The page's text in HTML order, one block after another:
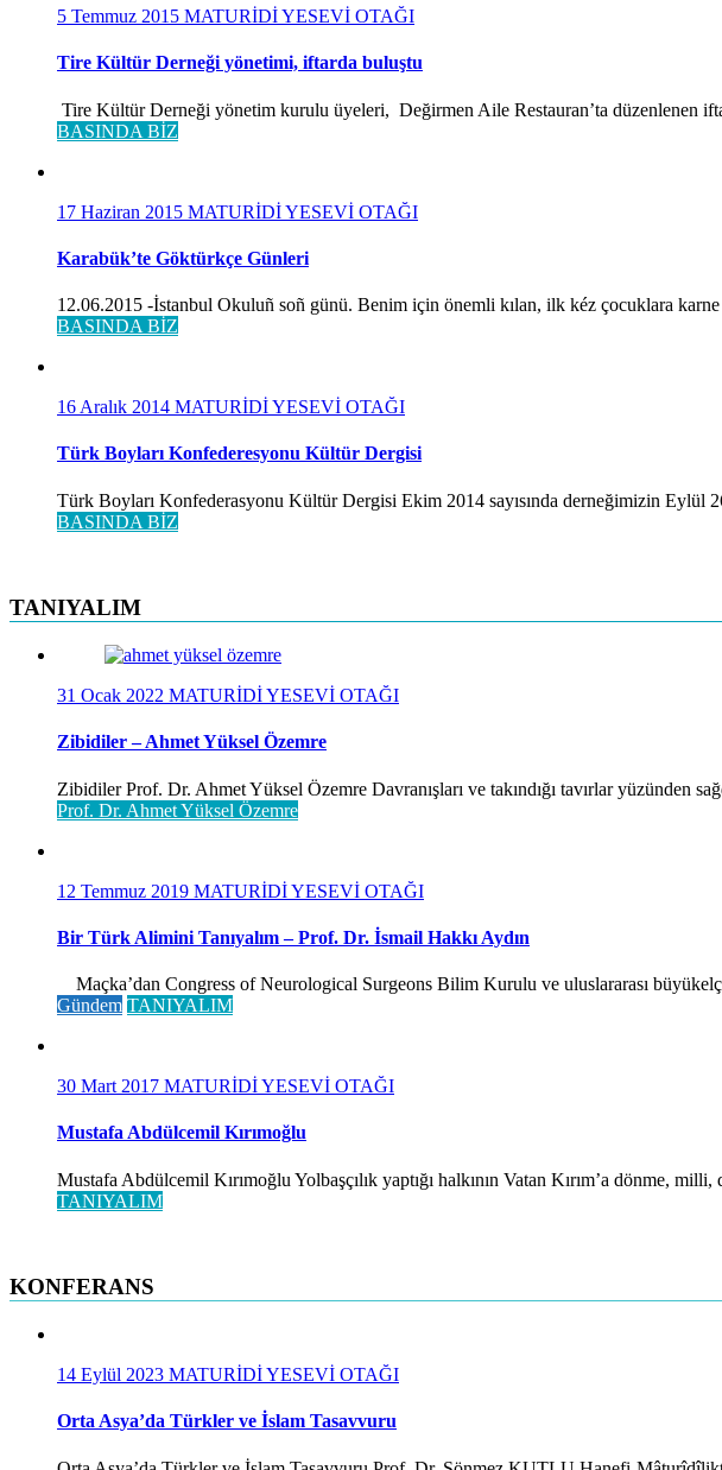
5 Temmuz 2015 MATURİDİ YESEVİ OTAĞI
Tire Kültür Derneği yönetimi, iftarda buluştu
Tire Kültür Derneği yönetim kurulu üyeleri, Değirmen Aile Restauran’ta düzenlenen
BASINDA BİZ
17 Haziran 2015 MATURİDİ YESEVİ OTAĞI
Karabük’te Göktürkçe Günleri
12.06.2015 -İstanbul Okuluñ soñ günü. Benim için önemli kılan, ilk kéz çocuklara
BASINDA BİZ
16 Aralık 2014 MATURİDİ YESEVİ OTAĞI
Türk Boyları Konfederesyonu Kültür Dergisi
Türk Boyları Konfederasyonu Kültür Dergisi Ekim 2014 sayısında derneğimizin Eylül
BASINDA BİZ
TANIYALIM
31 Ocak 2022 MATURİDİ YESEVİ OTAĞI
Zibidiler – Ahmet Yüksel Özemre
Zibidiler Prof. Dr. Ahmet Yüksel Özemre Davranışları ve takındığı tavırlar yüzünden
Prof. Dr. Ahmet Yüksel Özemre
12 Temmuz 2019 MATURİDİ YESEVİ OTAĞI
Bir Türk Alimini Tanıyalım – Prof. Dr. İsmail Hakkı Aydın
Maçka’dan Congress of Neurological Surgeons Bilim Kurulu ve uluslararası
Gündem TANIYALIM
30 Mart 2017 MATURİDİ YESEVİ OTAĞI
Mustafa Abdülcemil Kırımoğlu
Mustafa Abdülcemil Kırımoğlu Yolbaşçılık yaptığı halkının Vatan Kırım’a dönme,
TANIYALIM
KONFERANS
14 Eylül 2023 MATURİDİ YESEVİ OTAĞI
Orta Asya’da Türkler ve İslam Tasavvuru